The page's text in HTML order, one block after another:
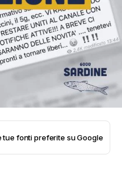
tue fonti preferite su Google